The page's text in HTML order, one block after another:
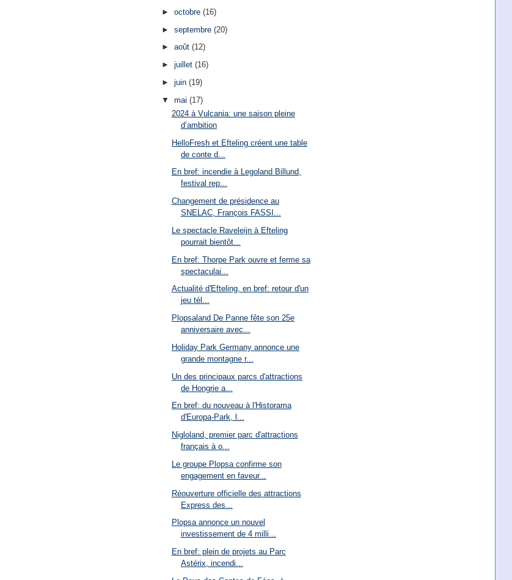
► octobre (16)
► septembre (20)
► août (12)
► juillet (16)
► juin (19)
▼ mai (17)
2024 à Vulcania: une saison pleine
d’ambition
HelloFresh et Efteling créent une table
de conte d...
En bref: incendie à Legoland Billund,
festival rep...
Changement de présidence au
SNELAC, François FASSI...
Le spectacle Raveleijn à Efteling
pourrait bientôt...
En bref: Thorpe Park ouvre et ferme sa
spectaculai...
Actualité d'Efteling, en bref: retour d'un
jeu tél...
Plopsaland De Panne fête son 25e
anniversaire avec...
Holiday Park Germany annonce une
grande montagne r...
Un des principaux parcs d'attractions
de Hongrie a...
En bref: du nouveau à l'Historama
d'Europa-Park, l...
Nigloland, premier parc d'attractions
français à o...
Le groupe Plopsa confirme son
engagement en faveur...
Réouverture officielle des attractions
Express des...
Plopsa annonce un nouvel
investissement de 4 milli...
En bref: plein de projets au Parc
Astérix, incendi...